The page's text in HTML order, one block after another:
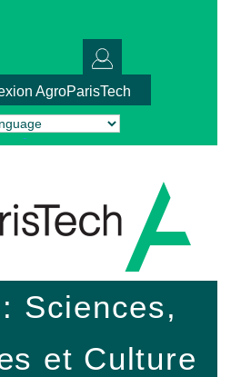
AgroParisTech
Translate
Sciences,
et Culture